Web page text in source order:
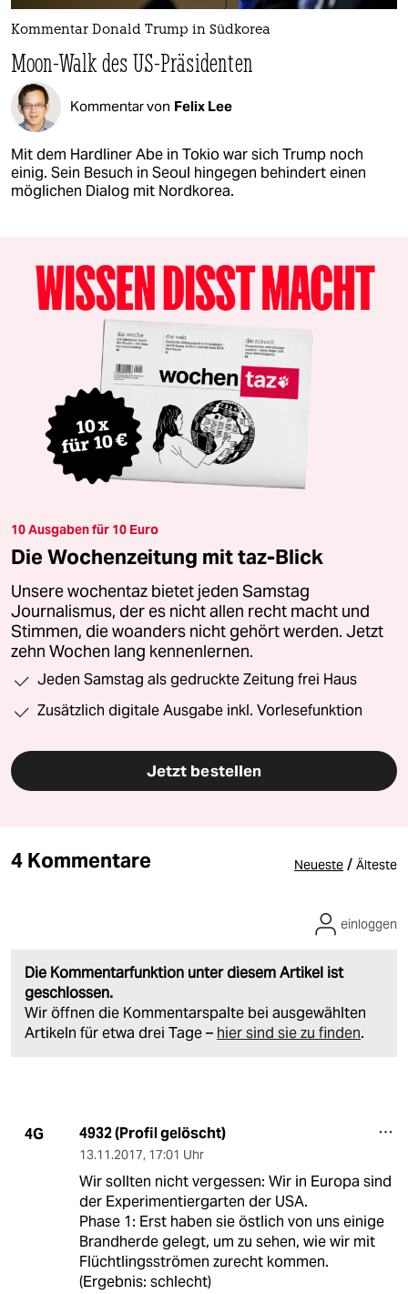
Kommentar Donald Trump in Südkorea
Moon-Walk des US-Präsidenten
Kommentar von Felix Lee
Mit dem Hardliner Abe in Tokio war sich Trump noch
einig. Sein Besuch in Seoul hingegen behindert einen
möglichen Dialog mit Nordkorea.
10 Ausgaben für 10 Euro
Die Wochenzeitung mit taz-Blick
Unsere wochentaz bietet jeden Samstag
Journalismus, der es nicht allen recht macht und
Stimmen, die woanders nicht gehört werden. Jetzt
zehn Wochen lang kennenlernen.
Jeden Samstag als gedruckte Zeitung frei Haus
Zusätzlich digitale Ausgabe inkl. Vorlesefunktion
Jetzt bestellen
4 Kommentare Neueste / Älteste
Die Kommentarfunktion unter diesem Artikel ist
geschlossen.
Wir öffnen die Kommentarspalte bei ausgewählten
Artikeln für etwa drei Tage – hier sind sie zu finden.
einloggen
4G 4932 (Profil gelöscht)
13.11.2017, 17:01 Uhr
Wir sollten nicht vergessen: Wir in Europa sind
der Experimentiergarten der USA.
Phase 1: Erst haben sie östlich von uns einige
Brandherde gelegt, um zu sehen, wie wir mit
Flüchtlingsströmen zurecht kommen.
(Ergebnis: schlecht)